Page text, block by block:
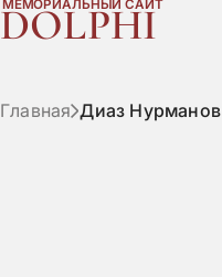
DOLPHI
МЕМОРИАЛЬНЫЙ САЙТ
Главная Диаз Нурманов